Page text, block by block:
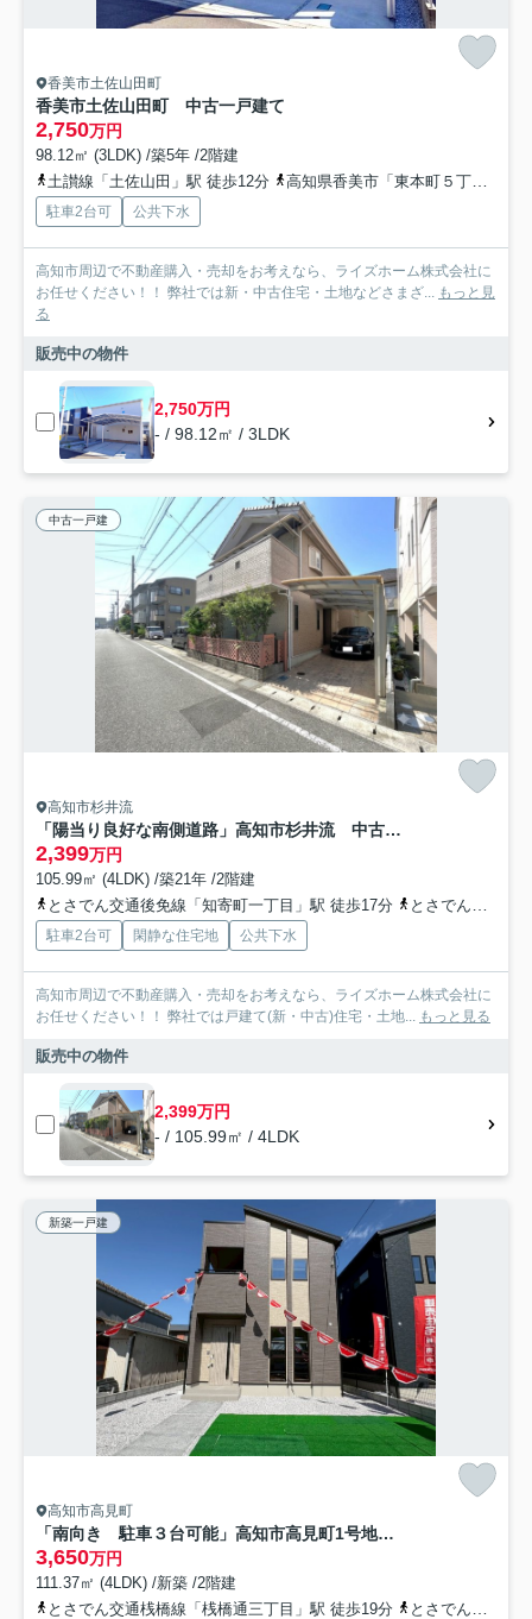
香美市土佐山田町
香美市土佐山田町 中古一戸建て
2,750万円
98.12㎡ (3LDK) /築5年 /2階建
土讃線「土佐山田」駅 徒歩12分
高知県香美市「東本町５丁目」バス停下車 徒歩6分
駐車2台可 公共下水
高知市周辺で不動産購入・売却をお考えなら、ライズホーム株式会社に
お任せください！！ 弊社では新・中古住宅・土地などさまざ... もっと見
る
販売中の物件
2,750万円
- / 98.12㎡ / 3LDK
中古一戸建
高知市杉井流
「陽当り良好な南側道路」高知市杉井流 中古一戸建て
2,399万円
105.99㎡ (4LDK) /築21年 /2階建
とさでん交通後免線「知寄町一丁目」駅 徒歩17分
とさでん交通「金田橋（高知県）」バス停下車 徒歩3分
駐車2台可 閑静な住宅地 公共下水
高知市周辺で不動産購入・売却をお考えなら、ライズホーム株式会社に
お任せください！！ 弊社では戸建て(新・中古)住宅・土地... もっと見る
販売中の物件
2,399万円
- / 105.99㎡ / 4LDK
新築一戸建
高知市高見町
「南向き 駐車３台可能」高知市高見町1号地 新築一戸建て
3,650万円
111.37㎡ (4LDK) /新築 /2階建
とさでん交通桟橋線「桟橋通三丁目」駅 徒歩19分
とさでん交通「高見（高知県）」バス停下車 徒歩2分